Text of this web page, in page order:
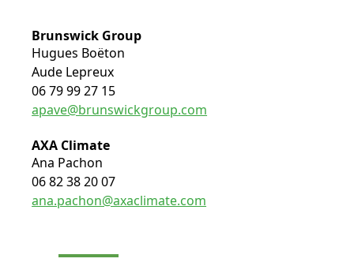
Brunswick Group
Hugues Boëton
Aude Lepreux
06 79 99 27 15
apave@brunswickgroup.com
AXA Climate
Ana Pachon
06 82 38 20 07
ana.pachon@axaclimate.com